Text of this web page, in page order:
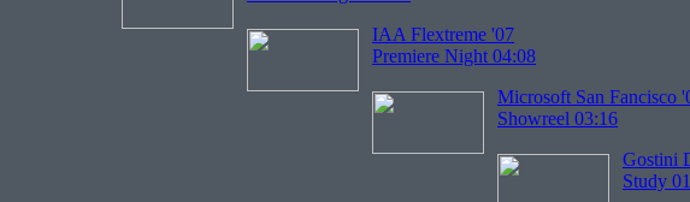
IAA Flextreme '07
Premiere Night 04:08
Microsoft San Fancisco
Showreel 03:16
Gostini
Study